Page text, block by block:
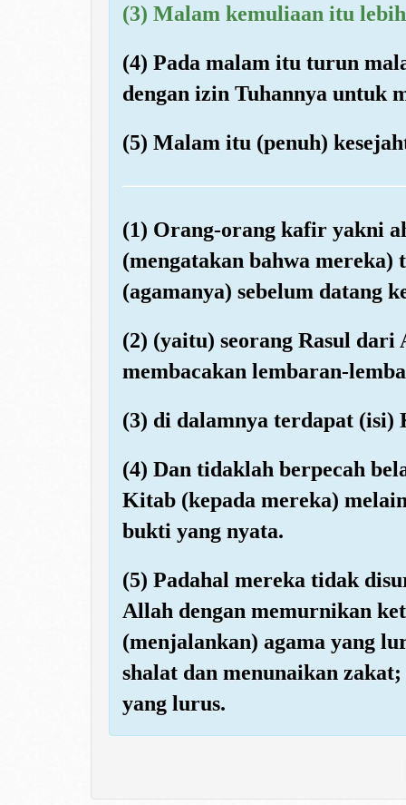
(3) Malam kemuliaan itu
(4) Pada malam itu turun
dengan izin Tuhannya untuk
(5) Malam itu (penuh)
(1) Orang-orang kafir yakni
(mengatakan bahwa
(agamanya) sebelum datang
(2) (yaitu) seorang Rasul
membacakan lembaran-
(3) di dalamnya terdapat
(4) Dan tidaklah berpecah
Kitab (kepada mereka)
bukti yang nyata.
(5) Padahal mereka tidak
Allah dengan memurnikan
(menjalankan) agama yang
shalat dan menunaikan
yang lurus.